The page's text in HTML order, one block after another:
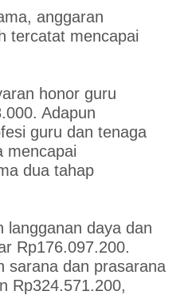
anggaran
tercatat mencapai
honor guru
Adapun
guru dan tenaga
mencapai
dua tahap
langganan daya dan
Rp176.097.200.
sarana dan prasarana
Rp324.571.200,